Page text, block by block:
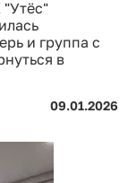
и группа с
в
09.01.2026